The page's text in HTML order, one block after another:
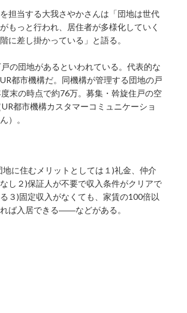
担当する大我さやかさんは「団地は世代
もっと行われ、居住者が多様化していく
に差し掛かっている」と語る。
の団地があるといわれている。代表的な
都市機構だ。同機構が管理する団地の戸
末の時点で約76万。募集・斡旋住戸の空
都市機構カスタマーコミュニケーショ
）。
地に住むメリットとしては１)礼金、仲介
し２)保証人が不要で収入条件がクリアで
３)固定収入がなくても、家賃の100倍以
れば入居できる――などがある。